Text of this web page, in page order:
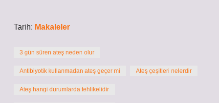
Tarih: Makaleler
3 gün süren ateş neden olur
Antibiyotik kullanmadan ateş geçer mi Ateş çeşitleri nelerdir
Ateş hangi durumlarda tehlikelidir